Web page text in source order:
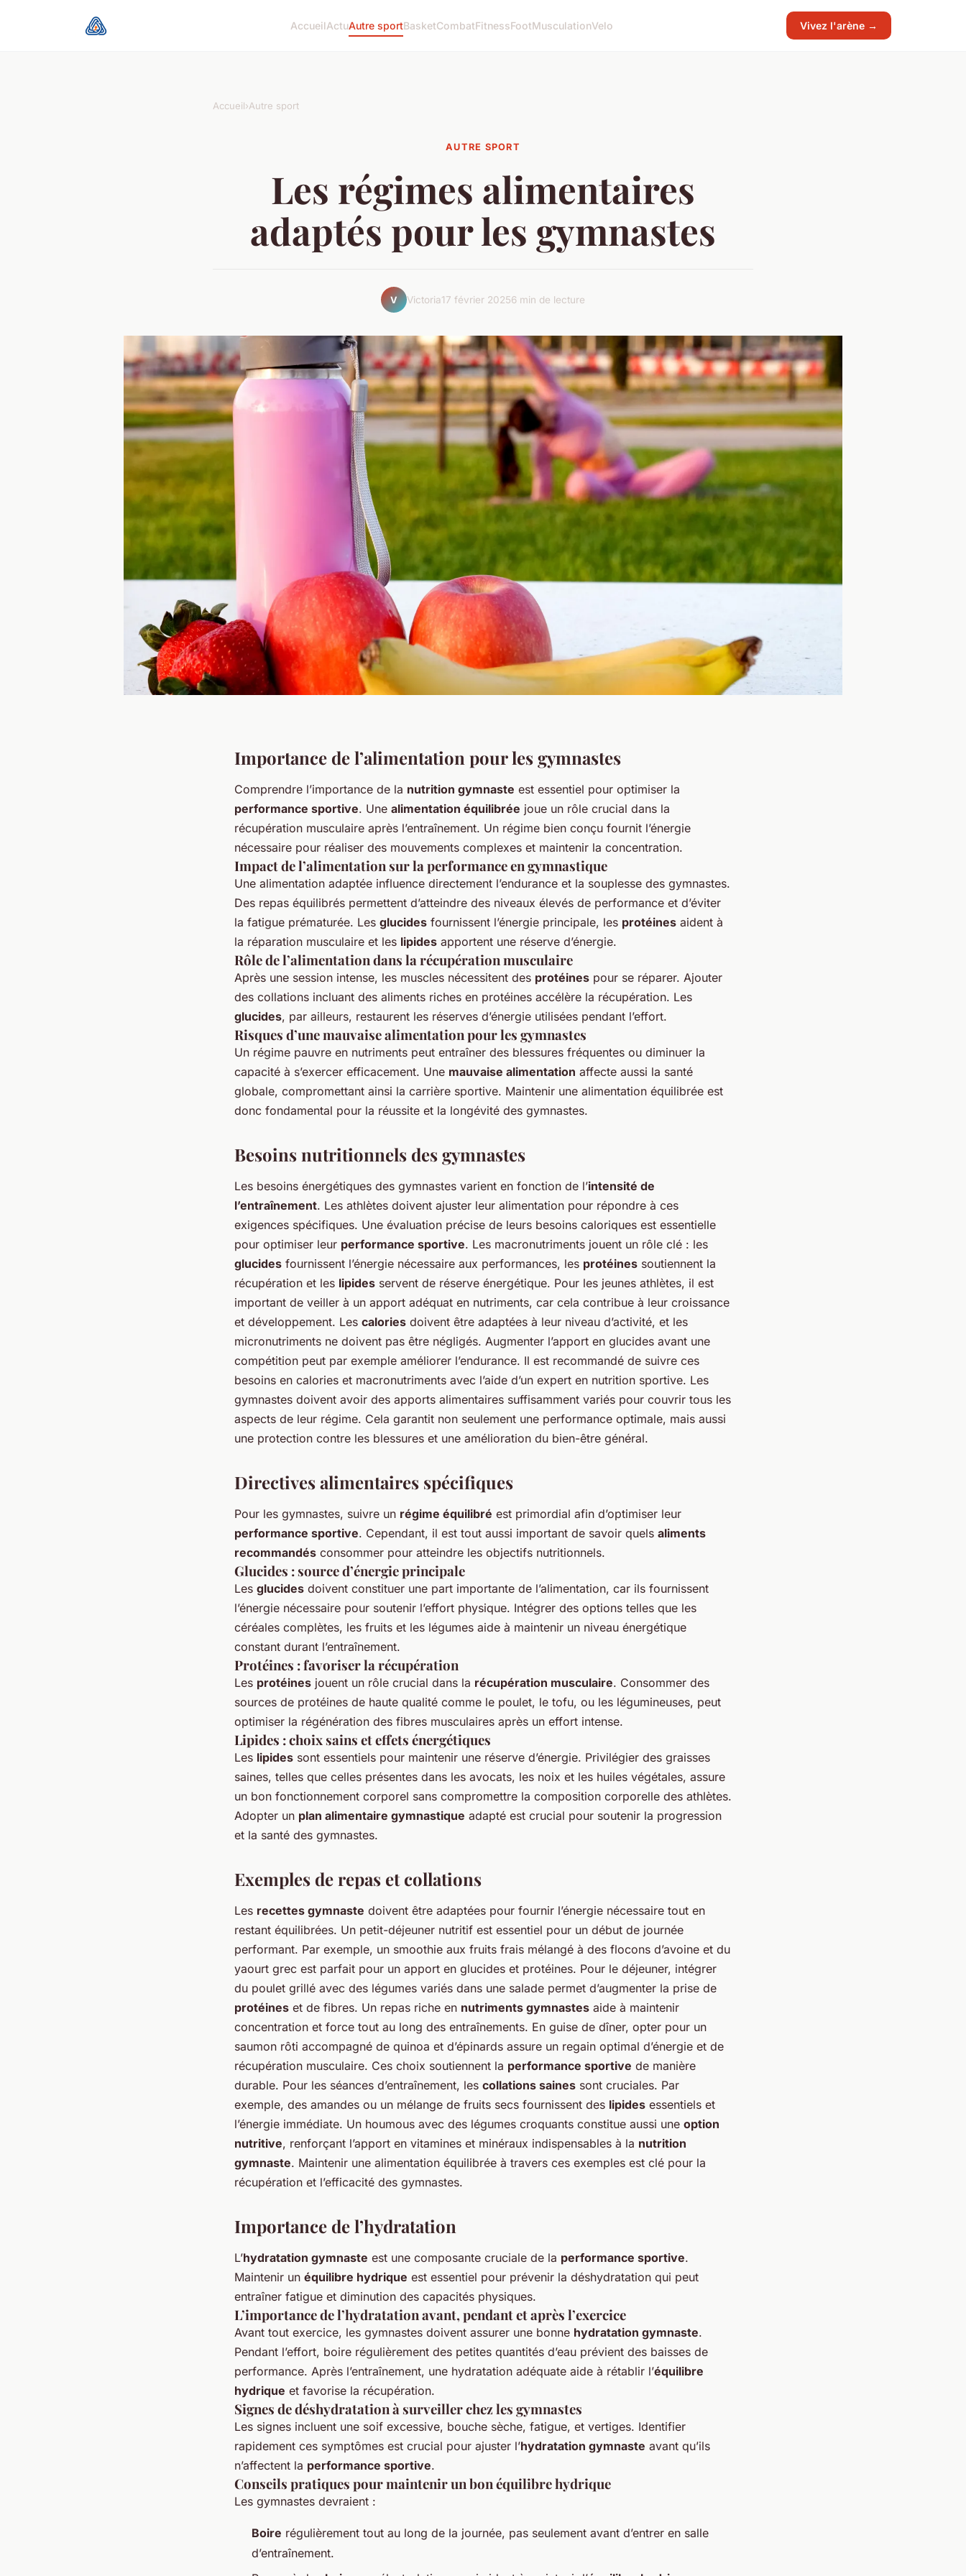
AccueilActuAutre sportBasketCombatFitnessFootMusculationVelo Vivez l'arène →
Accueil›Autre sport
AUTRE SPORT
Les régimes alimentaires
adaptés pour les gymnastes
V Victoria17 février 20256 min de lecture
Importance de l’alimentation pour les gymnastes
Comprendre l’importance de la nutrition gymnaste est essentiel pour optimiser la
performance sportive. Une alimentation équilibrée joue un rôle crucial dans la
récupération musculaire après l’entraînement. Un régime bien conçu fournit l’énergie
nécessaire pour réaliser des mouvements complexes et maintenir la concentration.
Impact de l’alimentation sur la performance en gymnastique
Une alimentation adaptée influence directement l’endurance et la souplesse des gymnastes.
Des repas équilibrés permettent d’atteindre des niveaux élevés de performance et d’éviter
la fatigue prématurée. Les glucides fournissent l’énergie principale, les protéines aident à
la réparation musculaire et les lipides apportent une réserve d’énergie.
Rôle de l’alimentation dans la récupération musculaire
Après une session intense, les muscles nécessitent des protéines pour se réparer. Ajouter
des collations incluant des aliments riches en protéines accélère la récupération. Les
glucides, par ailleurs, restaurent les réserves d’énergie utilisées pendant l’effort.
Risques d’une mauvaise alimentation pour les gymnastes
Un régime pauvre en nutriments peut entraîner des blessures fréquentes ou diminuer la
capacité à s’exercer efficacement. Une mauvaise alimentation affecte aussi la santé
globale, compromettant ainsi la carrière sportive. Maintenir une alimentation équilibrée est
donc fondamental pour la réussite et la longévité des gymnastes.
Besoins nutritionnels des gymnastes
Les besoins énergétiques des gymnastes varient en fonction de l’intensité de
l’entraînement. Les athlètes doivent ajuster leur alimentation pour répondre à ces
exigences spécifiques. Une évaluation précise de leurs besoins caloriques est essentielle
pour optimiser leur performance sportive. Les macronutriments jouent un rôle clé : les
glucides fournissent l’énergie nécessaire aux performances, les protéines soutiennent la
récupération et les lipides servent de réserve énergétique. Pour les jeunes athlètes, il est
important de veiller à un apport adéquat en nutriments, car cela contribue à leur croissance
et développement. Les calories doivent être adaptées à leur niveau d’activité, et les
micronutriments ne doivent pas être négligés. Augmenter l’apport en glucides avant une
compétition peut par exemple améliorer l’endurance. Il est recommandé de suivre ces
besoins en calories et macronutriments avec l’aide d’un expert en nutrition sportive. Les
gymnastes doivent avoir des apports alimentaires suffisamment variés pour couvrir tous les
aspects de leur régime. Cela garantit non seulement une performance optimale, mais aussi
une protection contre les blessures et une amélioration du bien-être général.
Directives alimentaires spécifiques
Pour les gymnastes, suivre un régime équilibré est primordial afin d’optimiser leur
performance sportive. Cependant, il est tout aussi important de savoir quels aliments
recommandés consommer pour atteindre les objectifs nutritionnels.
Glucides : source d’énergie principale
Les glucides doivent constituer une part importante de l’alimentation, car ils fournissent
l’énergie nécessaire pour soutenir l’effort physique. Intégrer des options telles que les
céréales complètes, les fruits et les légumes aide à maintenir un niveau énergétique
constant durant l’entraînement.
Protéines : favoriser la récupération
Les protéines jouent un rôle crucial dans la récupération musculaire. Consommer des
sources de protéines de haute qualité comme le poulet, le tofu, ou les légumineuses, peut
optimiser la régénération des fibres musculaires après un effort intense.
Lipides : choix sains et effets énergétiques
Les lipides sont essentiels pour maintenir une réserve d’énergie. Privilégier des graisses
saines, telles que celles présentes dans les avocats, les noix et les huiles végétales, assure
un bon fonctionnement corporel sans compromettre la composition corporelle des athlètes.
Adopter un plan alimentaire gymnastique adapté est crucial pour soutenir la progression
et la santé des gymnastes.
Exemples de repas et collations
Les recettes gymnaste doivent être adaptées pour fournir l’énergie nécessaire tout en
restant équilibrées. Un petit-déjeuner nutritif est essentiel pour un début de journée
performant. Par exemple, un smoothie aux fruits frais mélangé à des flocons d’avoine et du
yaourt grec est parfait pour un apport en glucides et protéines. Pour le déjeuner, intégrer
du poulet grillé avec des légumes variés dans une salade permet d’augmenter la prise de
protéines et de fibres. Un repas riche en nutriments gymnastes aide à maintenir
concentration et force tout au long des entraînements. En guise de dîner, opter pour un
saumon rôti accompagné de quinoa et d’épinards assure un regain optimal d’énergie et de
récupération musculaire. Ces choix soutiennent la performance sportive de manière
durable. Pour les séances d’entraînement, les collations saines sont cruciales. Par
exemple, des amandes ou un mélange de fruits secs fournissent des lipides essentiels et
l’énergie immédiate. Un houmous avec des légumes croquants constitue aussi une option
nutritive, renforçant l’apport en vitamines et minéraux indispensables à la nutrition
gymnaste. Maintenir une alimentation équilibrée à travers ces exemples est clé pour la
récupération et l’efficacité des gymnastes.
Importance de l’hydratation
L’hydratation gymnaste est une composante cruciale de la performance sportive.
Maintenir un équilibre hydrique est essentiel pour prévenir la déshydratation qui peut
entraîner fatigue et diminution des capacités physiques.
L’importance de l’hydratation avant, pendant et après l’exercice
Avant tout exercice, les gymnastes doivent assurer une bonne hydratation gymnaste.
Pendant l’effort, boire régulièrement des petites quantités d’eau prévient des baisses de
performance. Après l’entraînement, une hydratation adéquate aide à rétablir l’équilibre
hydrique et favorise la récupération.
Signes de déshydratation à surveiller chez les gymnastes
Les signes incluent une soif excessive, bouche sèche, fatigue, et vertiges. Identifier
rapidement ces symptômes est crucial pour ajuster l’hydratation gymnaste avant qu’ils
n’affectent la performance sportive.
Conseils pratiques pour maintenir un bon équilibre hydrique
Les gymnastes devraient :
Boire régulièrement tout au long de la journée, pas seulement avant d’entrer en salle
d’entraînement.